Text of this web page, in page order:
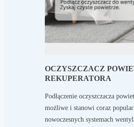
OCZYSZCZACZ
REKUPERATORA
Podłączenie oczyszczacza
możliwe i stanowi coraz
nowoczesnych systemach